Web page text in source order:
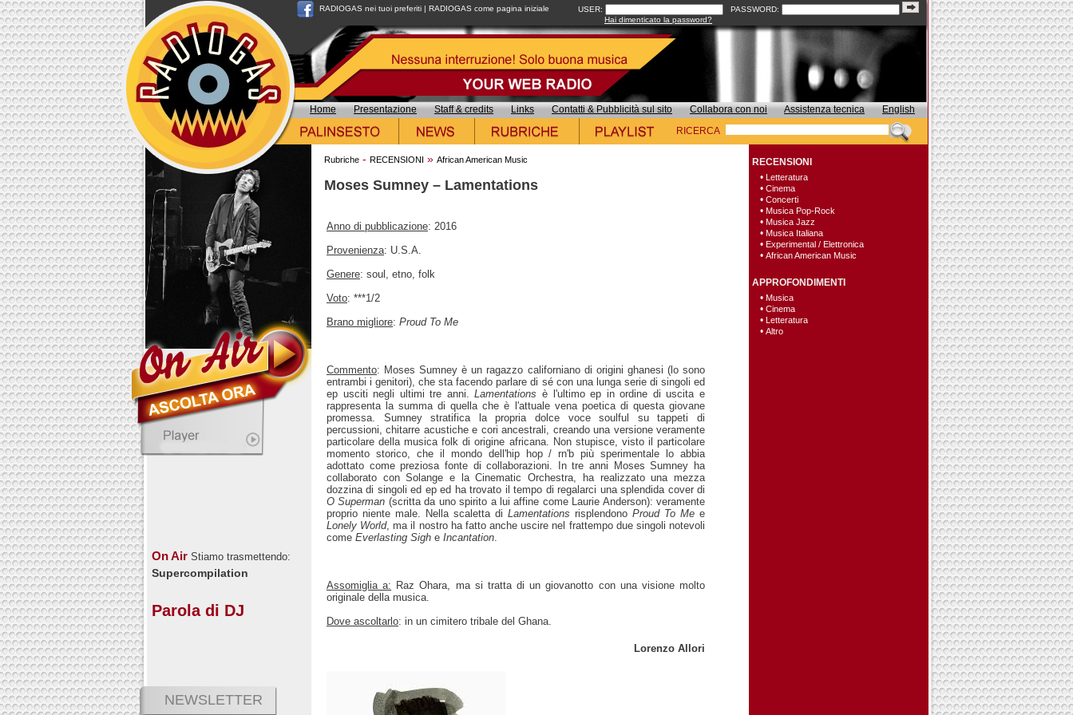
RADIOGAS nei tuoi preferiti | RADIOGAS come pagina iniziale USER:
PASSWORD:
Hai dimenticato la password?
Home Presentazione Staff & credits Links Contatti & Pubblicità sul sito Collabora con noi Assistenza tecnica
English
RICERCA
On Air Stiamo trasmettendo:
Supercompilation
Parola di DJ
NEWSLETTER
Rubriche - RECENSIONI » African American Music
Moses Sumney – Lamentations
Anno di pubblicazione: 2016
Provenienza: U.S.A.
Genere: soul, etno, folk
Voto: ***1/2
Brano migliore: Proud To Me
Commento: Moses Sumney è un ragazzo californiano di origini ghanesi (lo sono
entrambi i genitori), che sta facendo parlare di sé con una lunga serie di singoli ed
ep usciti negli ultimi tre anni.Lamentations è l'ultimo ep in ordine di uscita e
rappresenta la summa di quella che è l'attuale vena poetica di questa giovane
promessa. Sumney stratifica la propria dolce voce soulful su tappeti di
percussioni, chitarre acustiche e cori ancestrali, creando una versione veramente
particolare della musica folk di origine africana. Non stupisce, visto il particolare
momento storico, che il mondo dell'hip hop / rn'b più sperimentale lo abbia
adottato come preziosa fonte di collaborazioni. In tre anni Moses Sumney ha
collaborato con Solange e la Cinematic Orchestra, ha realizzato una mezza
dozzina di singoli ed ep ed ha trovato il tempo di regalarci una splendida cover di
O Superman (scritta da uno spirito a lui affine come Laurie Anderson): veramente
proprio niente male. Nella scaletta di Lamentations risplendono Proud To Me e
Lonely World, ma il nostro ha fatto anche uscire nel frattempo due singoli notevoli
come Everlasting Sigh e Incantation
Assomiglia a: Raz Ohara, ma si tratta di un giovanotto con una visione molto
originale della musica.
Dove ascoltarlo: in un cimitero tribale del Ghana.
Lorenzo Allori
RECENSIONI
• Letteratura
• Cinema
• Concerti
• Musica Pop-Rock
• Musica Jazz
• Musica Italiana
• Experimental / Elettronica
• African American Music
APPROFONDIMENTI
• Musica
• Cinema
• Letteratura
• Altro